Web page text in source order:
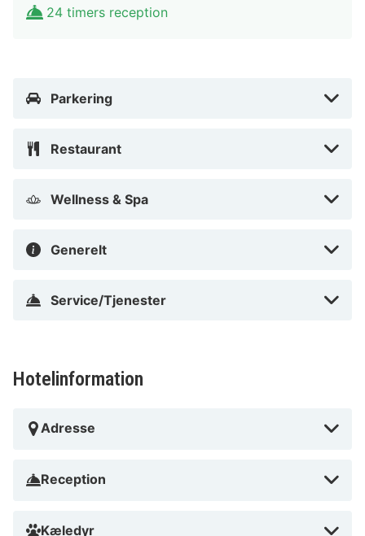
stadshus).
24 timers reception
Parkering
Restaurant
Wellness & Spa
Generelt
Service/Tjenester
Hotelinformation
Adresse
Reception
Kæledyr